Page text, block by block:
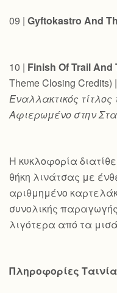
09 | Gyftokastro And
10 | Finish Of Trail And
Theme Closing Credits)
Εναλλακτικός τίτλος
Αφιερωμένο στην
Η κυκλοφορία
θήκη λινάτσας με
αριθμημένο
συνολικής
λιγότερα από τα
Πληροφορίες